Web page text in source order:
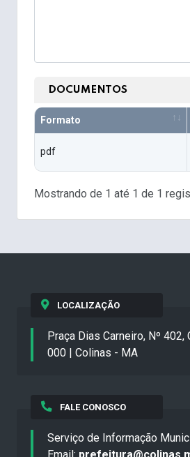
DOCUMENTOS
Formato
pdf
Mostrando de 1 até 1 de 1
LOCALIZAÇÃO
Praça Dias Carneiro, Nº 402,
000 | Colinas - MA
FALE CONOSCO
Serviço de Informação